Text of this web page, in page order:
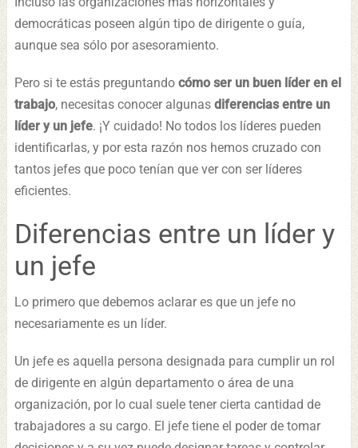
democráticas poseen algún tipo de dirigente o guía,
aunque sea sólo por asesoramiento.
Pero si te estás preguntando cómo ser un buen líder en el
trabajo, necesitas conocer algunasdiferencias entre un
líder y un jefe. ¡Y cuidado! No todos los líderes pueden
identificarlas, y por esta razón nos hemos cruzado con
tantos jefes que poco tenían que ver con ser líderes
eficientes.
Diferencias entre un líder y
un jefe
Lo primero que debemos aclarar es que un jefe no
necesariamente es un líder.
Un jefe es aquella persona designada para cumplir un rol
de dirigente en algún departamento o área de una
organización, por lo cual suele tener cierta cantidad de
trabajadores a su cargo. El jefe tiene el poder de tomar